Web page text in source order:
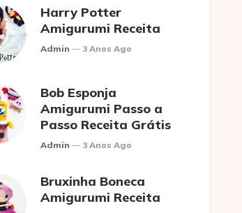
Harry Potter
Amigurumi Receita
Posted
Admin 3 Anos Ago
Bob Esponja
Amigurumi Passo a
Passo Receita Grátis
Posted
Admin 3 Anos Ago
Bruxinha Boneca
Amigurumi Receita